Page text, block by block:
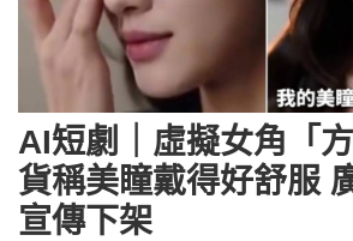
AI短劇｜虛擬女角「
貨稱美瞳戴得好舒服
宣傳下架